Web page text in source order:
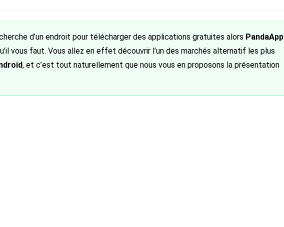
d’un endroit pour télécharger des applications gratuites alors PandaApp
vous faut. Vous allez en effet découvrir l’un des marchés alternatif les plus
, et c’est tout naturellement que nous vous en proposons la présentation